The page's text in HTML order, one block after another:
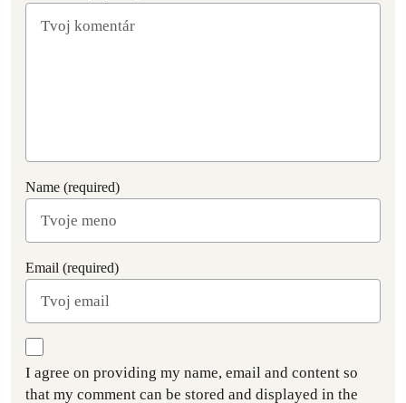
Name (required)
Email (required)
I agree on providing my name, email and content so
that my comment can be stored and displayed in the